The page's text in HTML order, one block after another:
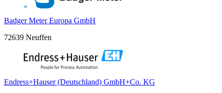
Badger Meter Europa GmbH
72639 Neuffen
Endress+Hauser (Deutschland) GmbH+Co. KG